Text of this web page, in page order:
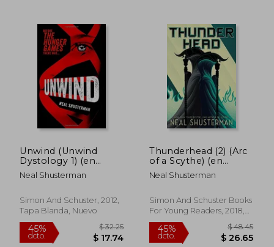
45%
dcto.
40%
dcto.
Unwind (Unwind
Dystology 1) (en
Inglés)
Neal Shusterman
Simon And Schuster, 2012,
Tapa Blanda, Nuevo
Thunderhead (2) (Arc
of a Scythe) (en
Inglés)
Neal Shusterman
Simon And Schuster Books
For Young Readers, 2018,
N/A Edición, Tapa Dura,
Nuevo